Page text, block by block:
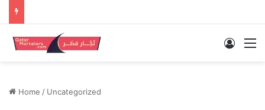
Log In
Home / Uncategorized